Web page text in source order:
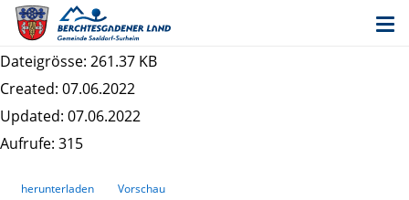
Stellungnahme Wasserwirtschaftsamt
Traunstein
Dateigrösse: 261.37 KB
Created: 07.06.2022
Updated: 07.06.2022
Aufrufe: 315
herunterladen Vorschau